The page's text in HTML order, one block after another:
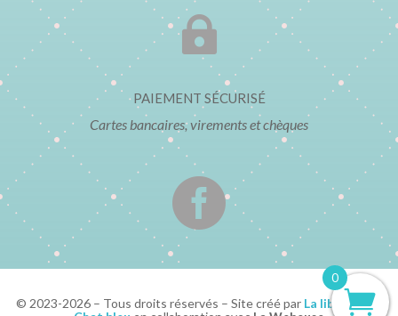

PAIEMENT SÉCURISÉ
Cartes bancaires, virements et chèques

© 2023-2026 – Tous droits réservés – Site créé par La librairie Le
0